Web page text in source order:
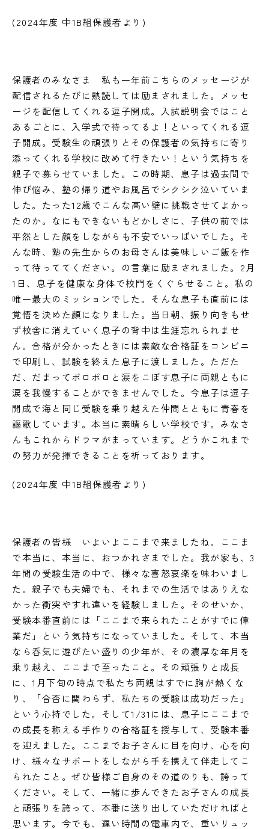
(2024年度 中1B組保護者より)
保護者のみなさま 私も一年前こちらのメッセージが
配信されるたびに熟読しては励まされました。メッセ
ージを配信してくれる逗子開成。入試説明会ではこと
あるごとに、入学式で待ってるよ！といってくれる逗
子開成。受験生の頑張りとその保護者の気持ちに寄り
添ってくれる学校に改めて行きたい！という気持ちを
親子で募らせていました。この時期、息子は過去問で
伸び悩み、塾の帰り道やお風呂でシクシク泣いていま
した。たった12歳でこんな高い壁に挑戦させてよかっ
たのか。なにもできないもどかしさに、子供の前では
平然とした顔をしながらも不安でいっぱいでした。そ
んな時、塾の先生からのお母さんは美味しいご飯を作
って待っててください。の言葉に励まされました。2月
1日、息子を健康な身体で校門をくぐらせること。私の
唯一最大のミッションでした。そんな息子も直前には
覚悟を決めた顔になりました。当日朝、振り向きもせ
ず校舎に消えていく息子の背中は生涯忘れられませ
ん。合格が分かったときには素敵な合格証をコンビニ
で印刷し、試験を終えた息子に渡しました。ただた
だ、だまってポロポロと涙をこぼす息子に両親ともに
涙を我慢することができませんでした。今息子は逗子
開成で海と同じ受験を乗り越えた仲間とともに青春を
謳歌しています。本当に素晴らしい学校です。みなさ
んもこれからドラマがまっています。どうかこれまで
の努力が発揮できることを祈っております。
(2024年度 中1B組保護者より)
保護者の皆様 いよいよここまで来ましたね。ここま
で本当に、本当に、おつかれさまでした。我が家も、3
年間の受験生活の中で、様々な喜怒哀楽を味わいまし
た。親子でも夫婦でも、それまでの生活ではありえな
かった衝突やすれ違いを経験しました。そのせいか、
受験本番直前には「ここまで来られたことがすでに偉
業だ」という気持ちになっていました。そして、本当
なら呑気に遊びたい盛りの少年が、その濃厚な年月を
乗り越え、ここまで至ったこと。その頑張りと成長
に、1月下旬の時点で私たち両親はすでに胸が熱くな
り、「合否に関わらず、私たちの受験は成功だった」
という心持でした。そして1/31には、息子にここまで
の成長を称える手作りの合格証を授与して、受験本番
を迎えました。ここまでお子さんに目を向け、心を向
け、様々なサポートをしながら手を携えて伴走してこ
られたこと。ぜひ皆様ご自身のその道のりも、誇って
ください。そして、一緒に歩んできたお子さんの成長
と頑張りを誇って、本番に送り出していただければと
思います。今でも、遅い時間の電車内で、重いリュッ